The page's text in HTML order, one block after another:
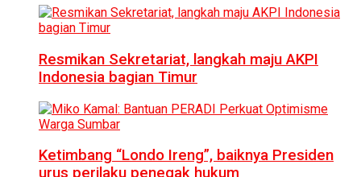
Resmikan Sekretariat, langkah maju AKPI
Indonesia bagian Timur
Ketimbang “Londo Ireng”, baiknya Presiden
urus perilaku penegak hukum